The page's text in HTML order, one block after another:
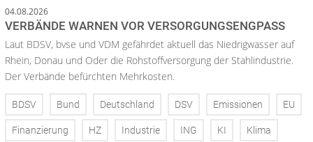
04.08.2026
VERBÄNDE WARNEN VOR VERSORGUNGSENGPASS
Laut BDSV, bvse und VDM gefährdet aktuell das Niedrigwasser auf
Rhein, Donau und Oder die Rohstoffversorgung der Stahlindustrie.
Der Verbände befürchten Mehrkosten.
BDSV Bund Deutschland DSV Emissionen EU
Finanzierung HZ Industrie ING KI Klima